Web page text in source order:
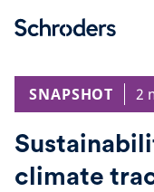
SNAPSHOT
2
climate